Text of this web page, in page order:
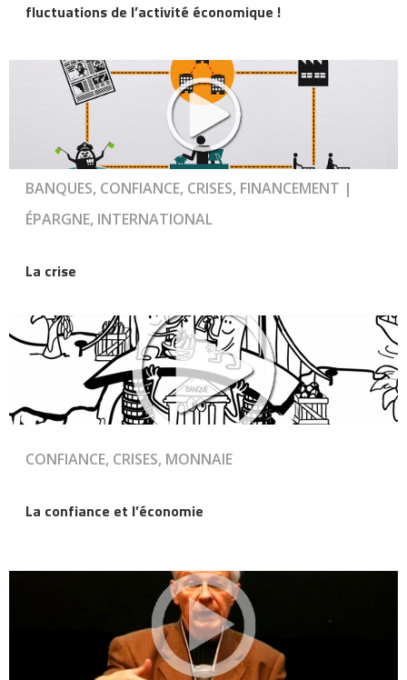
fluctuations de l’activité économique !
BANQUES, CONFIANCE, CRISES, FINANCEMENT |
ÉPARGNE, INTERNATIONAL
La crise
CONFIANCE, CRISES, MONNAIE
La confiance et l’économie